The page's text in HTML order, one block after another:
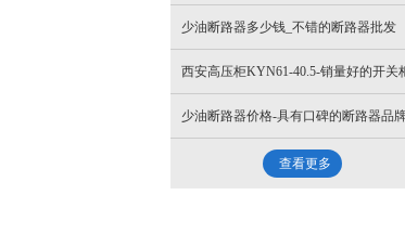
少油断路器多少钱_不错的断路器批发
西安高压柜KYN61-40.5-销量好的开关柜公
少油断路器价格-具有口碑的断路器品
查看更多